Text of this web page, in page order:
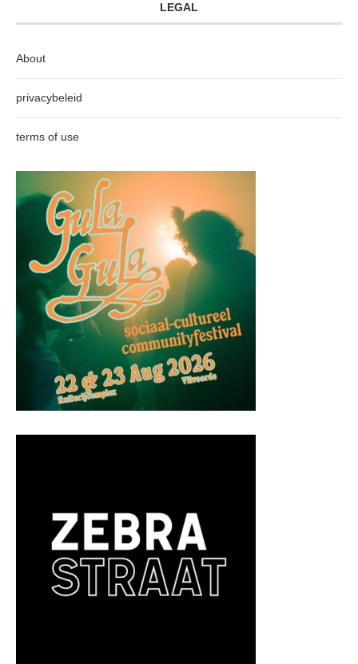
LEGAL
About
privacybeleid
terms of use